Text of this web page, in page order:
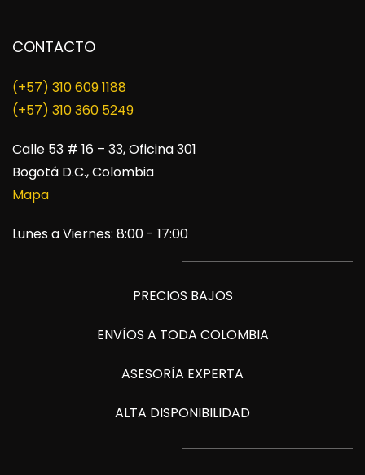
CONTACTO
(+57) 310 609 1188
​(+57) 310 360 5249
Calle 53 # 16 – 33, Oficina 301
Bogotá D.C., Colombia
Mapa
Lunes a Viernes: 8:00 - 17:00
PRECIOS BAJOS
ENVÍOS A TODA COLOMBIA
ASESORÍA EXPERTA
ALTA DISPONIBILIDAD